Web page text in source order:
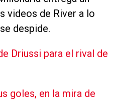
videos de River a lo
despide.
Driussi para el rival de
goles, en la mira de